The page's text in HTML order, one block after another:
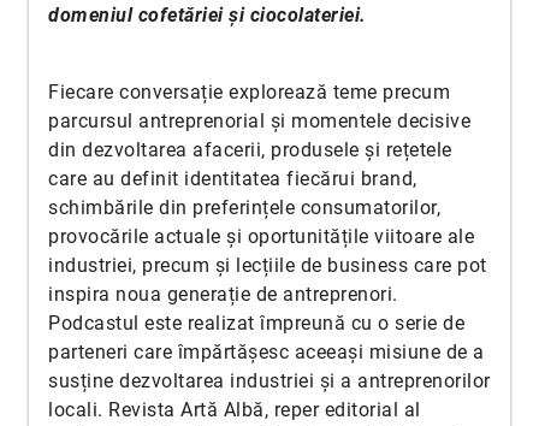
domeniul cofetăriei și ciocolateriei.
Fiecare conversație explorează teme precum
parcursul antreprenorial și momentele decisive
din dezvoltarea afacerii, produsele și rețetele
care au definit identitatea fiecărui brand,
schimbările din preferințele consumatorilor,
provocările actuale și oportunitățile viitoare ale
industriei, precum și lecțiile de business care pot
inspira noua generație de antreprenori.
Podcastul este realizat împreună cu o serie de
parteneri care împărtășesc aceeași misiune de a
susține dezvoltarea industriei și a antreprenorilor
locali. Revista Artă Albă, reper editorial al